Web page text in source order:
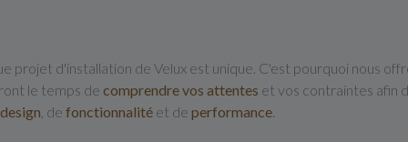
projet d'installation de Velux est unique. C'est pourquoi nous
le temps de comprendre vos attentes et vos contraintes afin
design , de fonctionnalité et de performance